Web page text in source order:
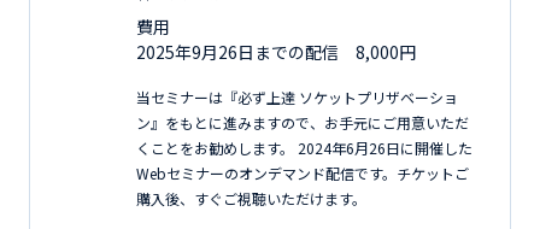
費用
2025年9月26日までの配信 8,000円
当セミナーは『必ず上達 ソケットプリザベーショ
ン』をもとに進みますので、お手元にご用意いただ
くことをお勧めします。 2024年6月26日に開催した
Webセミナーのオンデマンド配信です。チケットご
購入後、すぐご視聴いただけます。